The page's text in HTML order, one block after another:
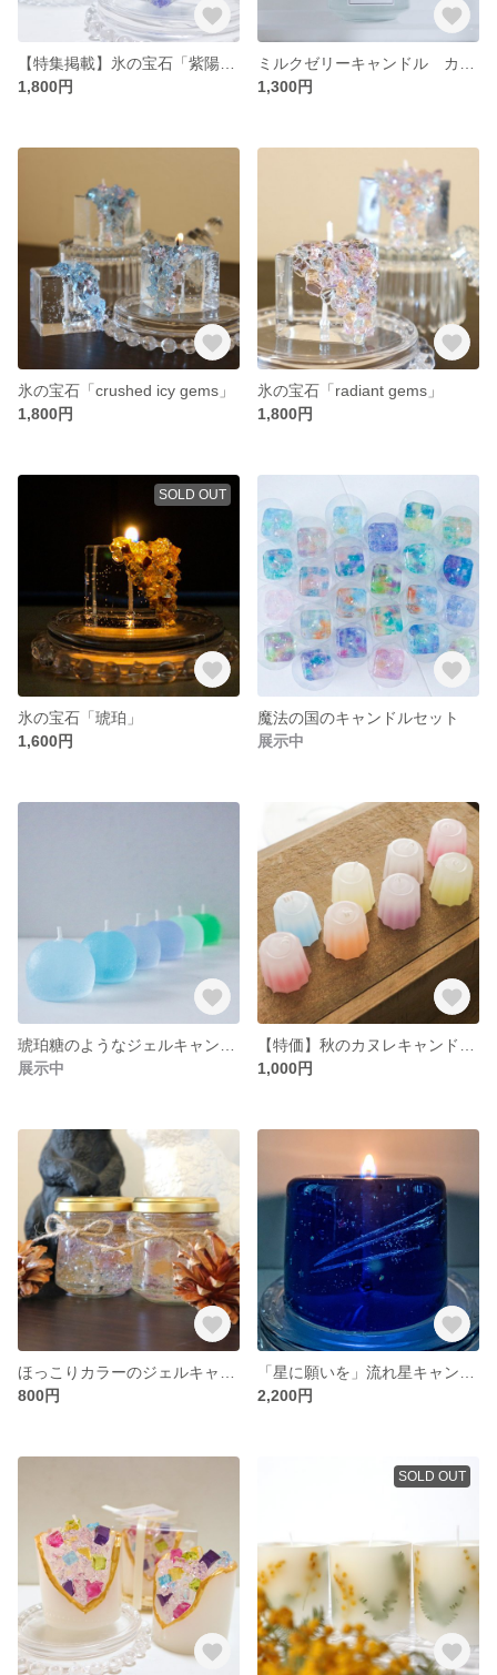
1,800円
1,300円
氷の宝石「crushed icy gems」
1,800円
氷の宝石「radiant gems」
1,800円
SOLD OUT
氷の宝石「琥珀」
1,600円
魔法の国のキャンドルセット
展示中
展示中
1,000円
800円
2,200円
SOLD OUT